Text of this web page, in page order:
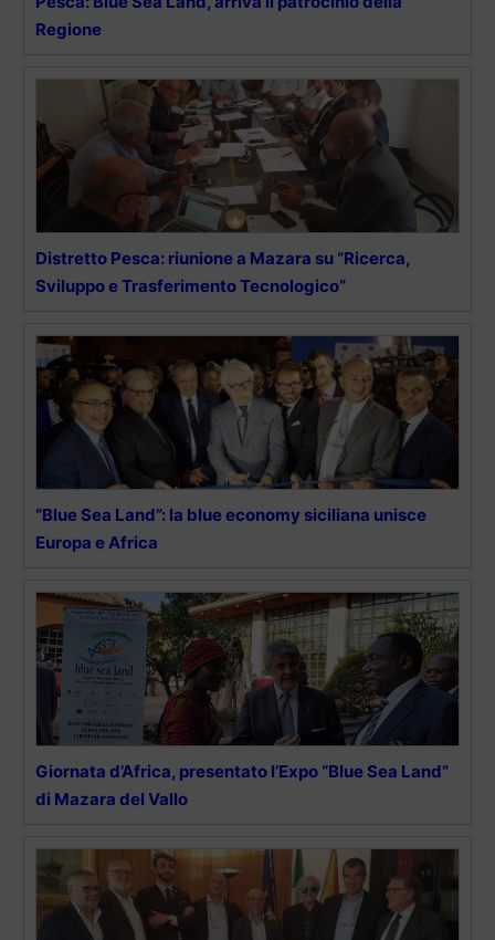
Regione
Distretto Pesca: riunione a Mazara su “Ricerca,
Sviluppo e Trasferimento Tecnologico”
“Blue Sea Land”: la blue economy siciliana unisce
Europa e Africa
Giornata d’Africa, presentato l’Expo “Blue Sea Land”
di Mazara del Vallo